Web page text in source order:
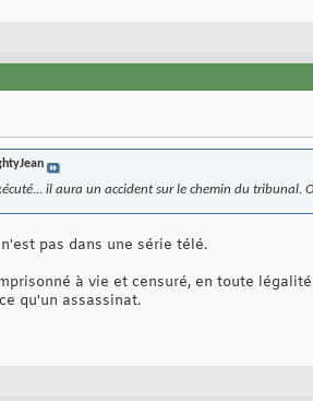
il aura un accident sur le chemin du tribunal.
pas dans une série télé.
à vie et censuré, en toute
qu'un assassinat.